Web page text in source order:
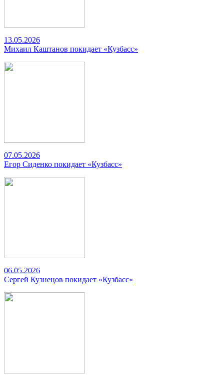
13.05.2026
Михаил Каштанов покидает «Кузбасс»
07.05.2026
Егор Сиденко покидает «Кузбасс»
06.05.2026
Сергей Кузнецов покидает «Кузбасс»